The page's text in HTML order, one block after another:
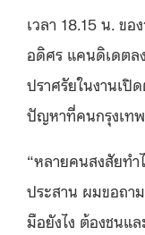
เวลา 18.15 น. ข
อดิศร แคนดิเดตล
ปราศรัยในงานเ
ปัญหาที่คนกรุงเท
“หลายคนสงสัยทำ
ประสาน ผมขอถา
มือยังไง ต้องชนแ